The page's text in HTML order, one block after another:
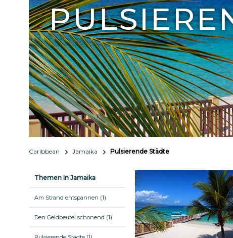
Caribbean Jamaika Pulsierende Städte
Themen In Jamaika
Am Strand entspannen (1)
Den Geldbeutel schonend (1)